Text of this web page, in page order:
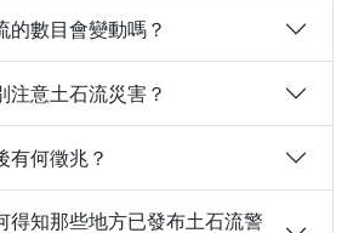
的數目會變動嗎？
注意土石流災害？
有何徵兆？
得知那些地方已發布土石流警